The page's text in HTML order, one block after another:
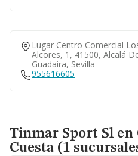
Lugar Centro Comercial
Alcores, 1, 41500, Alcalá
Guadaira, Sevilla
955616605
Tinmar Sport Sl en
Cuesta (1